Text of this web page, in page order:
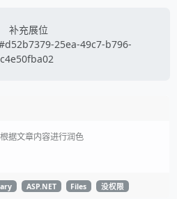
补充展位
25ea-49c7-b796-
据文章内容进行润色
ASP.NET Files 没权限